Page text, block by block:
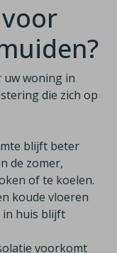
uw woning in
die zich op
blijft beter
de zomer,
of te koelen.
koude vloeren
in huis blijft
voorkomt